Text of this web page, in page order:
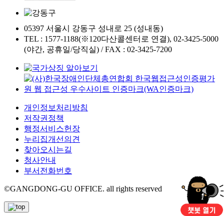
05397 서울시 강동구 성내로 25 (성내동)
TEL : 1577-1188(※120다산콜센터로 연결), 02-3425-5000
(야간, 공휴일/당직실) / FAX : 02-3425-7200
개인정보처리방침
저작권정책
행정서비스헌장
누리집개선의견
찾아오시는길
청사안내
부서전화번호
©GANGDONG-GU OFFICE. all rights reserved